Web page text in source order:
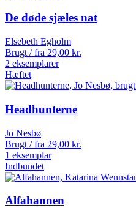
De døde sjæles nat
Elsebeth Egholm
Brugt / fra 29,00 kr.
2 eksemplarer
Hæftet
Headhunterne
Jo Nesbø
Brugt / fra 29,00 kr.
1 eksemplar
Indbundet
Alfahannen